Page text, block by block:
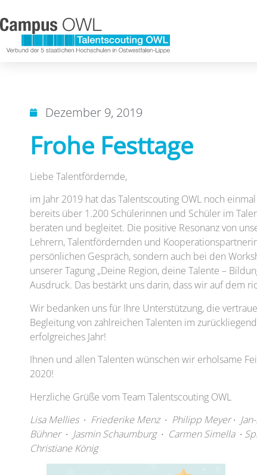
Dezember 9, 2019
Frohe Festtage
Liebe Talentfördernde,
im Jahr 2019 hat das Talentscouting OWL noch
bereits über 1.200 Schülerinnen und Schüler im
beraten und begleitet. Die positive Resonanz von
Lehrern, Talentfördernden und
persönlichen Gespräch, sondern auch bei den
unserer Tagung „Deine Region, deine Talente –
Ausdruck. Das bestärkt uns darin, dass wir auf dem
Wir bedanken uns für Ihre Unterstützung, die
Begleitung von zahlreichen Talenten im
erfolgreiches Jahr!
Ihnen und allen Talenten wünschen wir erholsame
2020!
Herzliche Grüße vom Team Talentscouting OWL
Lisa Mellies ∙ Friederike Menz ∙ Philipp Meyer ∙
Bühner ∙ Jasmin Schaumburg ∙ Carmen Simella ∙
Christiane König